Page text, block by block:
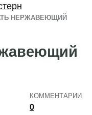
НЕРЖАВЕЮЩИЙ
КОММЕНТАРИИ
0